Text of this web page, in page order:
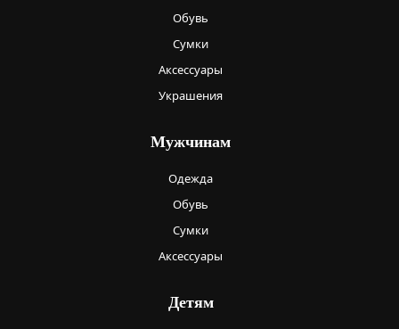
Обувь
Сумки
Аксессуары
Украшения
Мужчинам
Одежда
Обувь
Сумки
Аксессуары
Детям